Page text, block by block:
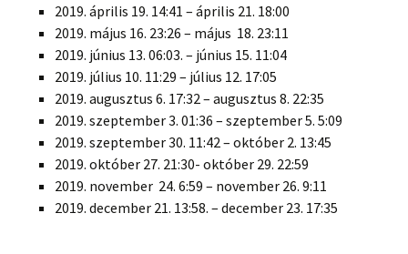
2019. április 19. 14:41 – április 21. 18:00
2019. május 16. 23:26 – május 18. 23:11
2019. június 13. 06:03. – június 15. 11:04
2019. július 10. 11:29 – július 12. 17:05
2019. augusztus 6. 17:32 – augusztus 8. 22:35
2019. szeptember 3. 01:36 – szeptember 5. 5:09
2019. szeptember 30. 11:42 – október 2. 13:45
2019. október 27. 21:30- október 29. 22:59
2019. november 24. 6:59 – november 26. 9:11
2019. december 21. 13:58. – december 23. 17:35